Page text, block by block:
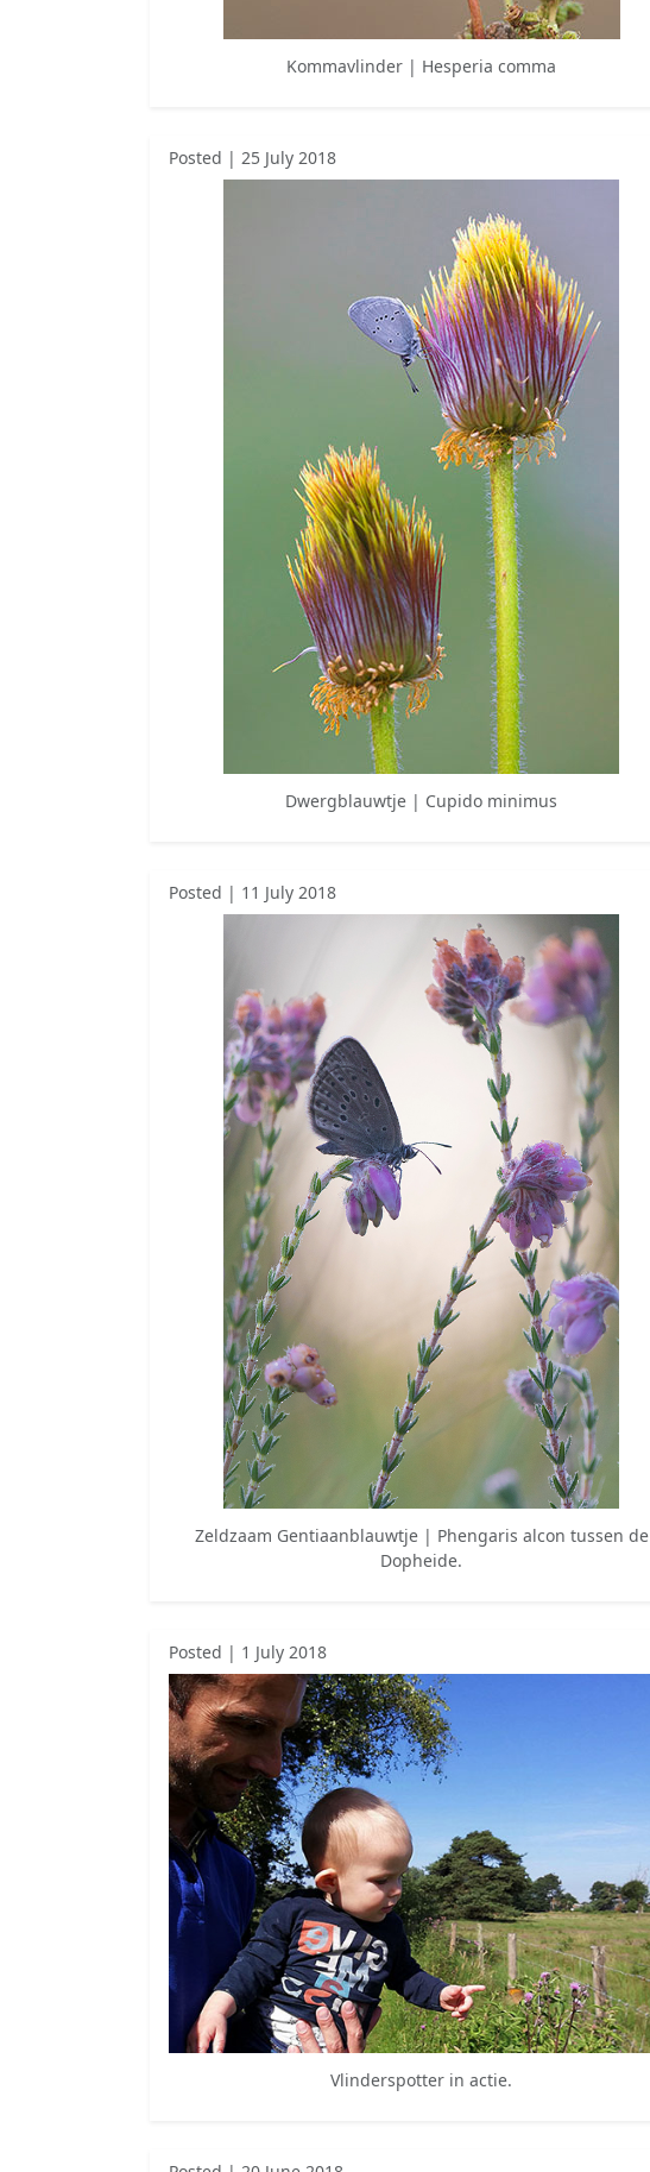
Kommavlinder | Hesperia comma
Posted | 25 July 2018
Dwergblauwtje | Cupido minimus
Posted | 11 July 2018
Zeldzaam Gentiaanblauwtje | Phengaris alcon tussen de
Dopheide.
Posted | 1 July 2018
Vlinderspotter in actie.